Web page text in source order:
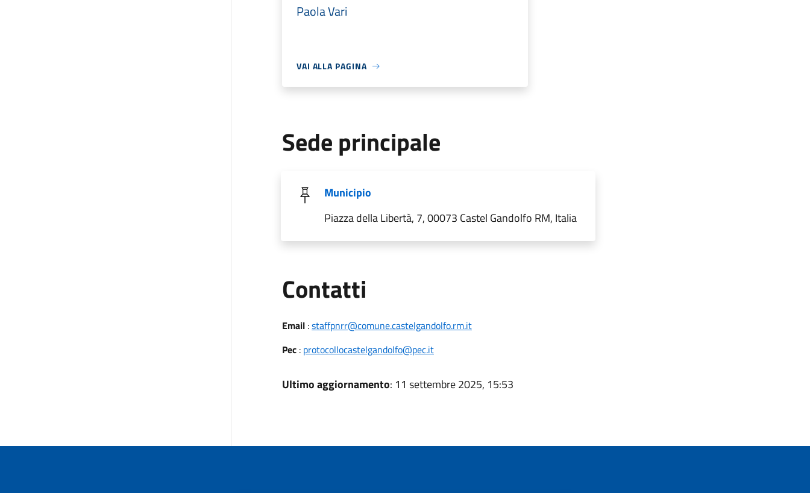
Paola Vari
VAI ALLA PAGINA
Sede principale
Municipio
Piazza della Libertà, 7, 00073 Castel Gandolfo RM, Italia
Contatti
Email:staffpnrr@comune.castelgandolfo.rm.it
Pec: protocollocastelgandolfo@pec.it
Ultimo aggiornamento: 11 settembre 2025, 15:53